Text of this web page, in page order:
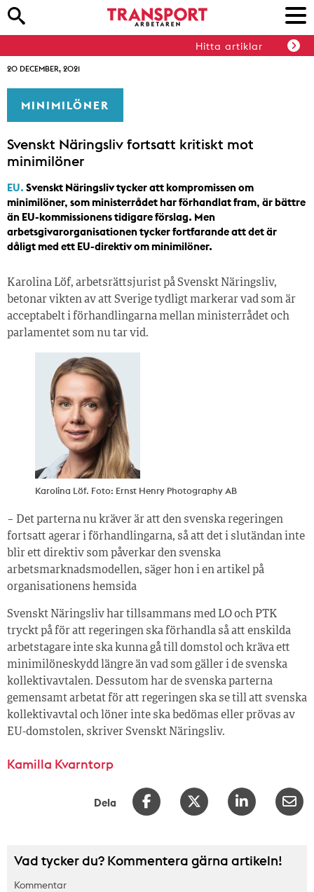
Hitta artiklar
20 DECEMBER, 2021
MINIMILÖNER
Svenskt Näringsliv fortsatt kritiskt mot
minimilöner
EU. Svenskt Näringsliv tycker att kompromissen om
minimilöner, som ministerrådet har förhandlat fram, är bättre
än EU-kommissionens tidigare förslag. Men
arbetsgivarorganisationen tycker fortfarande att det är
dåligt med ett EU-direktiv om minimilöner.
Karolina Löf, arbetsrättsjurist på Svenskt Näringsliv,
betonar vikten av att Sverige tydligt markerar vad som är
acceptabelt i förhandlingarna mellan ministerrådet och
parlamentet som nu tar vid.
Karolina Löf. Foto: Ernst Henry Photography AB
− Det parterna nu kräver är att den svenska regeringen
fortsatt agerar i förhandlingarna, så att det i slutändan inte
blir ett direktiv som påverkar den svenska
arbetsmarknadsmodellen, säger hon i en artikel på
organisationens hemsida
Svenskt Näringsliv har tillsammans med LO och PTK
tryckt på för att regeringen ska förhandla så att enskilda
arbetstagare inte ska kunna gå till domstol och kräva ett
minimilöneskydd längre än vad som gäller i de svenska
kollektivavtalen. Dessutom har de svenska parterna
gemensamt arbetat för att regeringen ska se till att svenska
kollektivavtal och löner inte ska bedömas eller prövas av
EU-domstolen, skriver Svenskt Näringsliv.
Kamilla Kvarntorp
Dela
Vad tycker du? Kommentera gärna artikeln!
Kommentar